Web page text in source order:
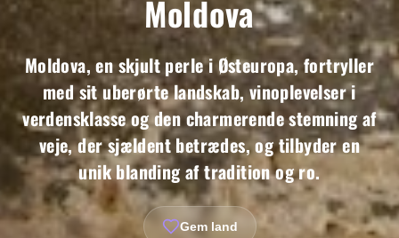
Moldova
Moldova, en skjult perle i Østeuropa, fortryller
med sit uberørte landskab, vinoplevelser i
verdensklasse og den charmerende stemning af
veje, der sjældent betrædes, og tilbyder en
unik blanding af tradition og ro.
Gem land